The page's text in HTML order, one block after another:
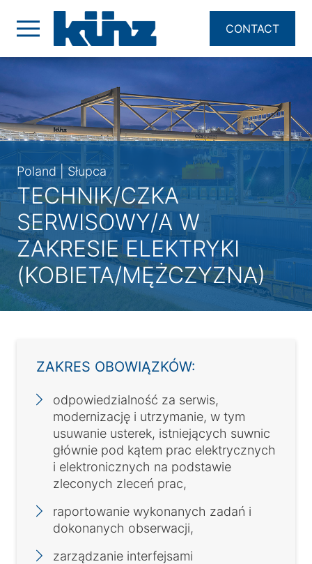
CONTACT
Poland | Słupca
TECHNIK/CZKA
SERWISOWY/A W
ZAKRESIE ELEKTRYKI
(KOBIETA/MĘŻCZYZNA)
ZAKRES OBOWIĄZKÓW:
odpowiedzialność za serwis,
modernizację i utrzymanie, w tym
usuwanie usterek, istniejących suwnic
głównie pod kątem prac elektrycznych
i elektronicznych na podstawie
zleconych zleceń prac,
raportowanie wykonanych zadań i
dokonanych obserwacji,
zarządzanie interfejsami